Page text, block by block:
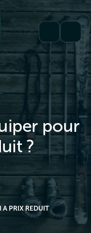
pour
?
A PRIX REDUIT